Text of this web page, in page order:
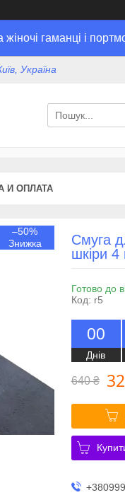
гаманці і
Україна
И ОПЛАТА
–50%
Смуга
шкіри
Готово до
Код: r5
00
Днів
640 ₴